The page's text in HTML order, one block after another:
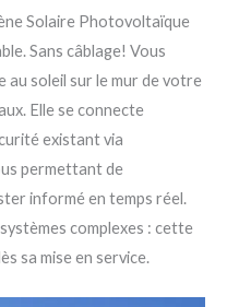
Solaire Photovoltaïque
Sans câblage! Vous
au soleil sur le mur de votre
Elle se connecte
existant via
permettant de
informé en temps réel.
complexes : cette
sa mise en service.